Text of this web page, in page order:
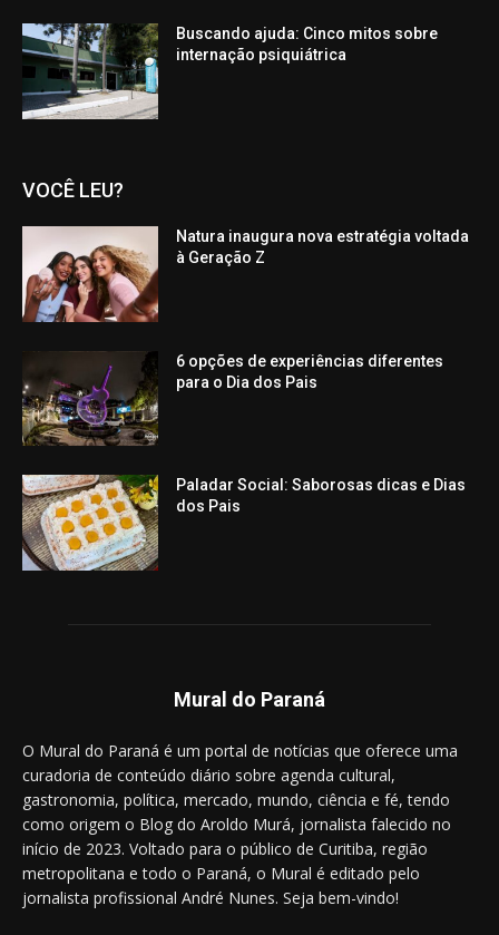
Buscando ajuda: Cinco mitos sobre
internação psiquiátrica
VOCÊ LEU?
Natura inaugura nova estratégia voltada
à Geração Z
6 opções de experiências diferentes
para o Dia dos Pais
Paladar Social: Saborosas dicas e Dias
dos Pais
Mural do Paraná
O Mural do Paraná é um portal de notícias que oferece uma
curadoria de conteúdo diário sobre agenda cultural,
gastronomia, política, mercado, mundo, ciência e fé, tendo
como origem o Blog do Aroldo Murá, jornalista falecido no
início de 2023. Voltado para o público de Curitiba, região
metropolitana e todo o Paraná, o Mural é editado pelo
jornalista profissional André Nunes. Seja bem-vindo!